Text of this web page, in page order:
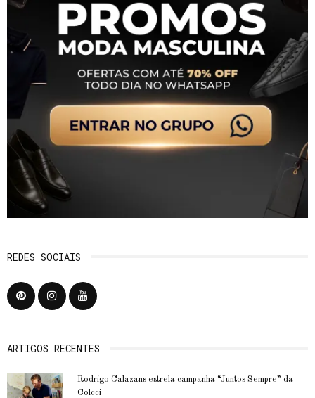
REDES SOCIAIS
ARTIGOS RECENTES
Rodrigo Calazans estrela campanha “Juntos Sempre” da
Colcci